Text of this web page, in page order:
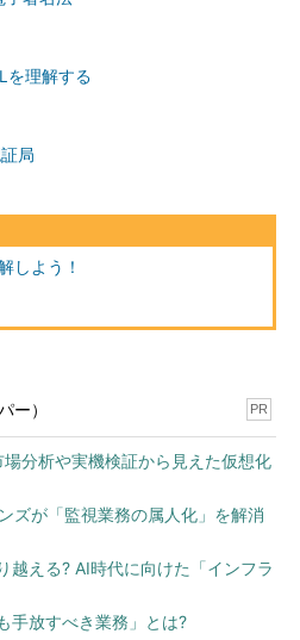
暗号化した際に使用した鍵は、復
。例えば、ある文書をインターネッ
付する場合を考えてみよう。そう
て、暗号化の際に使用した（ある
対に他人に知られないような方法を
。これは非常に大きな問題点だ。さ
Cさん、Dさんともやりとりしよう
Dさん用にも鍵を用意し、それぞ
ればならなくなってしまう。つま
をする相手の数だけ鍵を保管し、
、インターネットというインフラ
難しくなってしまう。
は暗号化と復号で異なる2つの鍵
めキーペアと呼ばれる一対の鍵を
が、非常に特徴的なのは片方の鍵を
対になっているもう一方の鍵を使
いうことだ。この一対の鍵は便宜上
ばれている。
を理解する
局
しよう！
ー） PR
分析や実機検証から見えた仮想化
ズが「監視業務の属人化」を解消
越える? AI時代に向けた「インフラ
手放すべき業務」とは?